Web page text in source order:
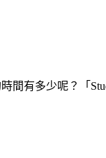
間有多少呢？「